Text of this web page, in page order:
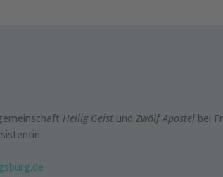
Heilig Geist undZwölf Apostel bei